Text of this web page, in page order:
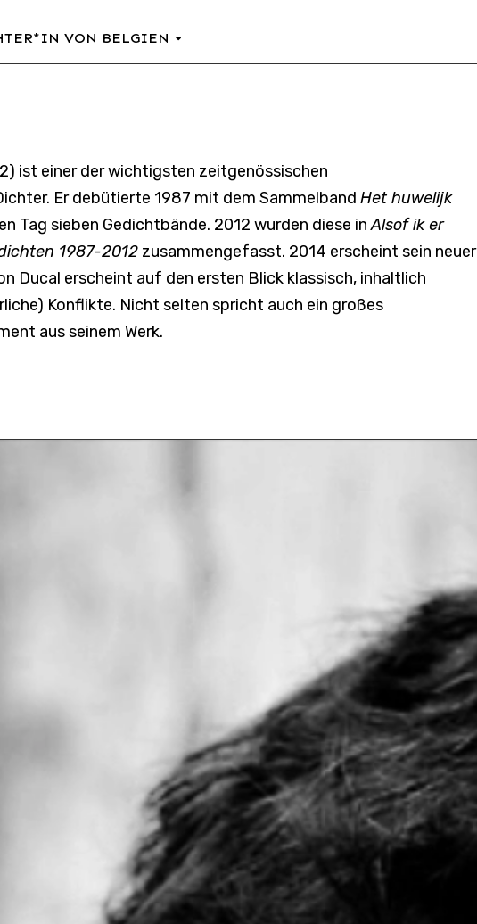
VON BELGIEN
ist einer der wichtigsten zeitgenössischen
Er debütierte 1987 mit dem Sammelband Het huwelijk
Tag sieben Gedichtbände. 2012 wurden diese inAlsof ik er
1987-2012zusammengefasst. 2014 erscheint sein neuer
Ducal erscheint auf den ersten Blick klassisch, inhaltlich
Konflikte. Nicht selten spricht auch ein großes
aus seinem Werk.